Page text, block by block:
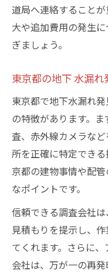
道局へ連絡すること
大や追加費用の発生
ぎましょう。
東京都の地下 水漏
東京都で地下水漏れ
の特徴があります。
査、赤外線カメラな
所を正確に特定でき
京都の建物事情や配
なポイントです。
信頼できる調査会社
見積もりを提示し、
てくれます。さらに
会社は、万が一の再